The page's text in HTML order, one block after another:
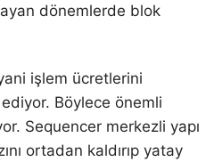
dönemlerde blok
işlem ücretlerini
Böylece önemli
Sequencer merkezli yapı
ortadan kaldırıp yatay